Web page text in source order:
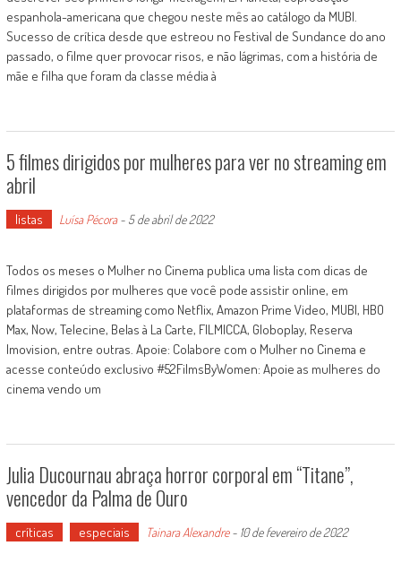
espanhola-americana que chegou neste mês ao catálogo da MUBI.
Sucesso de crítica desde que estreou no Festival de Sundance do ano
passado, o filme quer provocar risos, e não lágrimas, com a história de
mãe e filha que foram da classe média à
5 filmes dirigidos por mulheres para ver no streaming em
abril
listas Luísa Pécora- 5 de abril de 2022
Todos os meses o Mulher no Cinema publica uma lista com dicas de
filmes dirigidos por mulheres que você pode assistir online, em
plataformas de streaming como Netflix, Amazon Prime Video, MUBI, HBO
Max, Now, Telecine, Belas à La Carte, FILMICCA, Globoplay, Reserva
Imovision, entre outras. Apoie: Colabore com o Mulher no Cinema e
acesse conteúdo exclusivo #52FilmsByWomen: Apoie as mulheres do
cinema vendo um
Julia Ducournau abraça horror corporal em “Titane”,
vencedor da Palma de Ouro
críticas especiais Tainara Alexandre- 10 de fevereiro de 2022